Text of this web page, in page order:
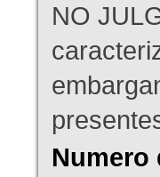
NO
Numero